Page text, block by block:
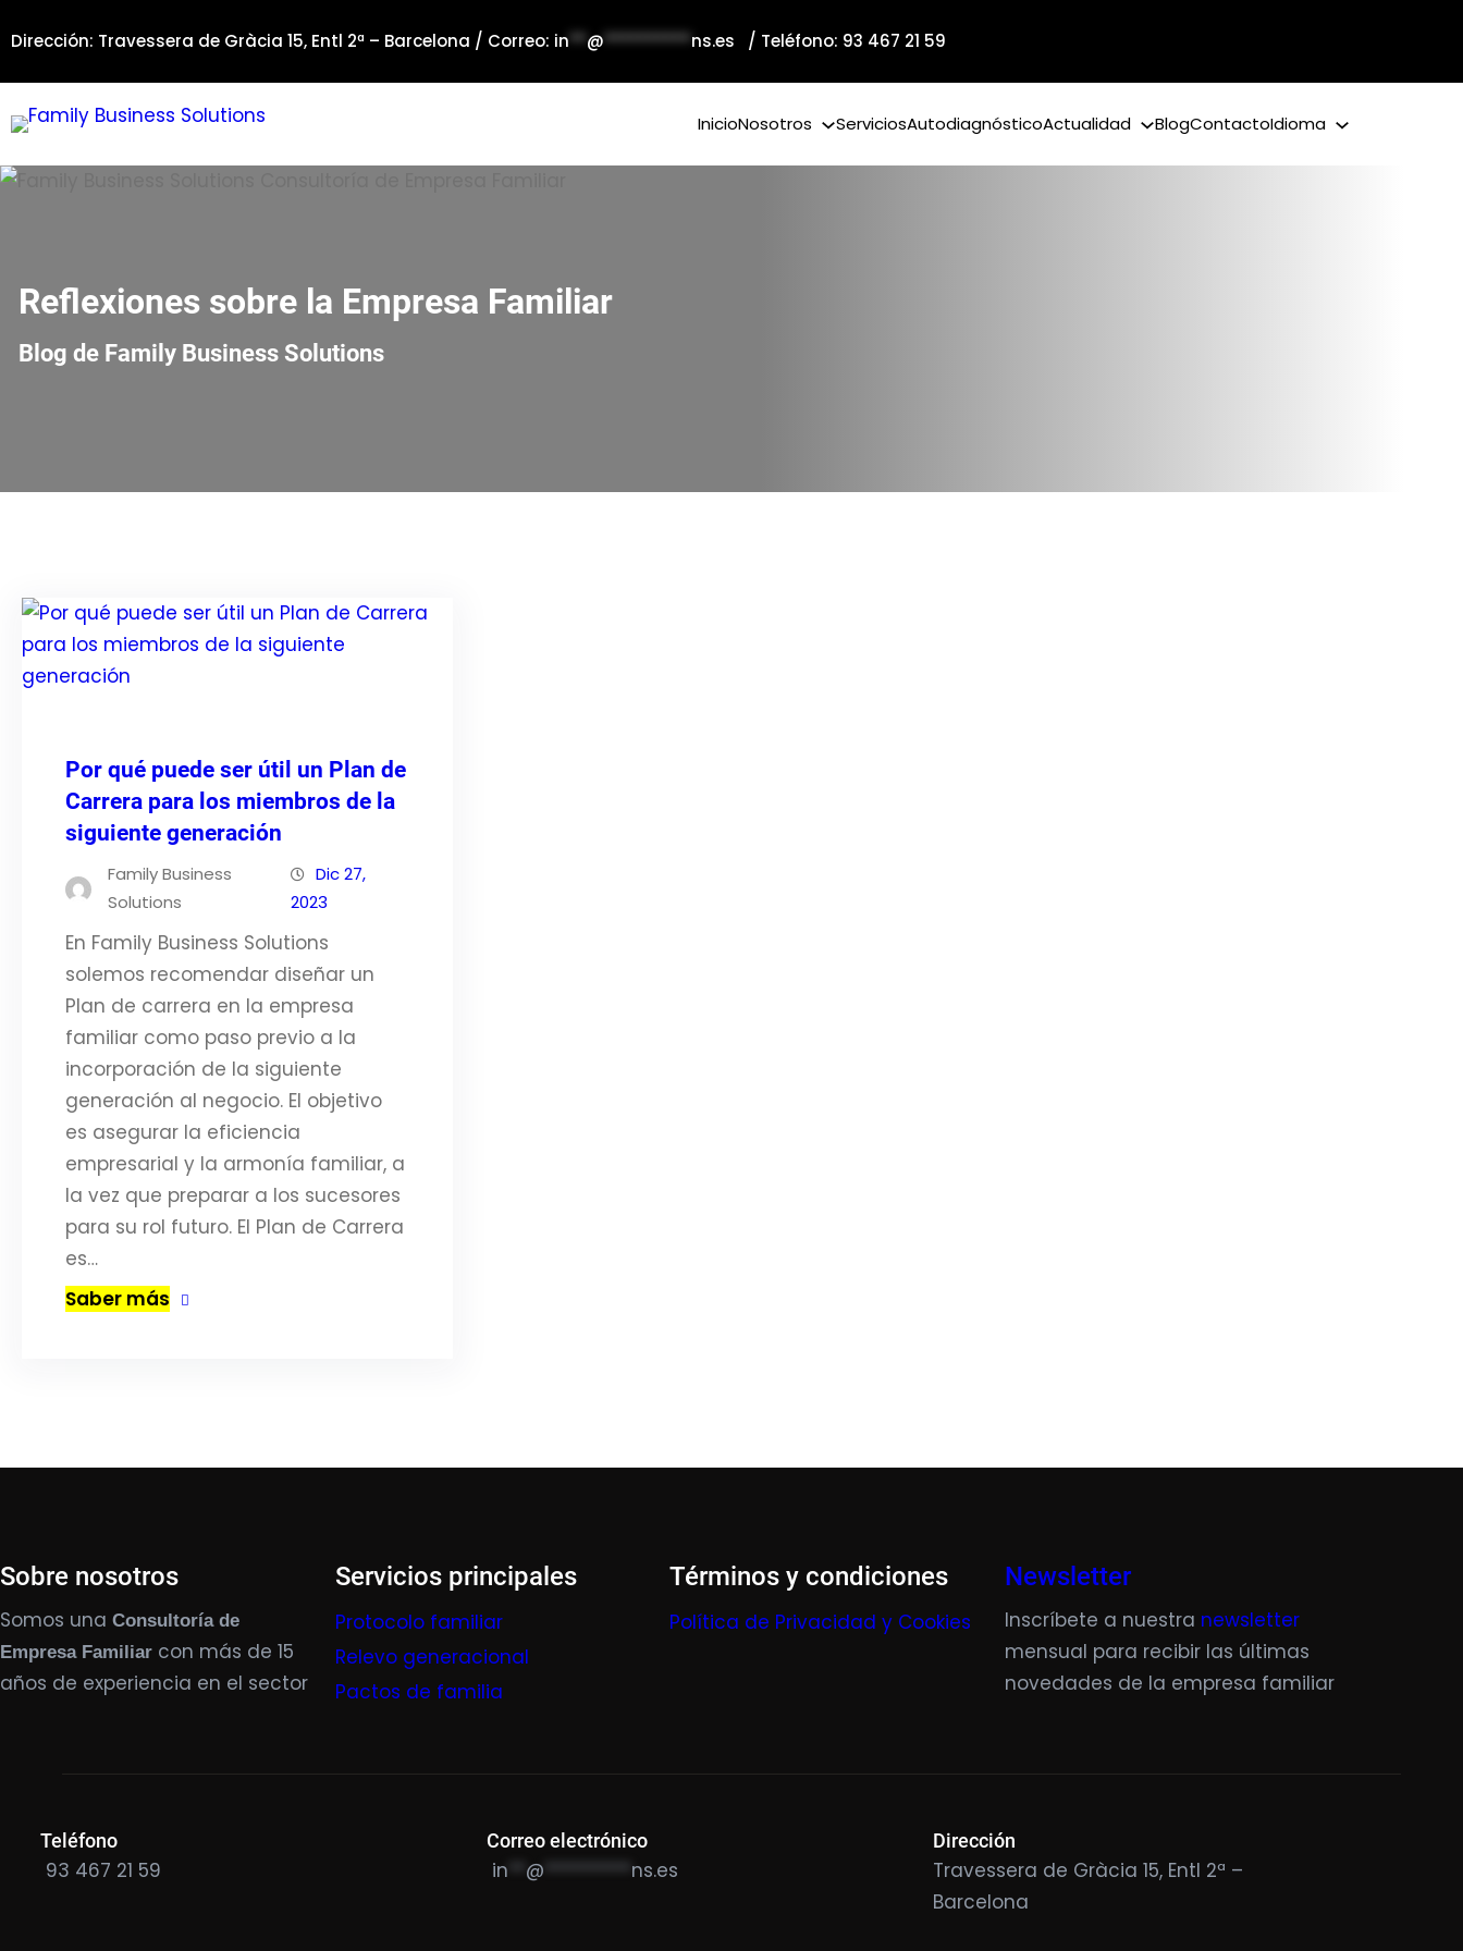
al
contenido
Dirección: Travessera de Gràcia 15, Entl 2ª – Barcelona / Correo: in**@**********ns.es / Teléfono: 93 467 21 59
InicioNosotros ServiciosAutodiagnósticoActualidad BlogContactoIdioma
Reflexiones sobre la Empresa Familiar
Blog de Family Business Solutions
Por qué puede ser útil un Plan de
Carrera para los miembros de la
siguiente generación
Family Business
Solutions
Dic 27,
2023
En Family Business Solutions
solemos recomendar diseñar un
Plan de carrera en la empresa
familiar como paso previo a la
incorporación de la siguiente
generación al negocio. El objetivo
es asegurar la eficiencia
empresarial y la armonía familiar, a
la vez que preparar a los sucesores
para su rol futuro. El Plan de Carrera
es…
Saber más
Sobre nosotros
Somos una Consultoría de
Empresa Familiar con más de 15
años de experiencia en el sector
Servicios principales
Protocolo familiar
Relevo generacional
Pactos de familia
Términos y condiciones
Política de Privacidad y Cookies
Newsletter
Inscríbete a nuestra newsletter
mensual para recibir las últimas
novedades de la empresa familiar
Teléfono
93 467 21 59
Correo electrónico
in @ ********** ns.es
Dirección
Travessera de Gràcia 15, Entl 2ª –
Barcelona